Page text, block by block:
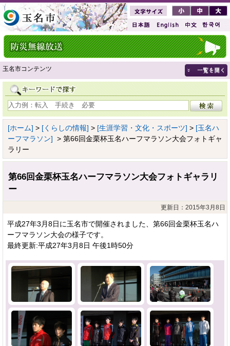
玉名市コンテンツ
[ホーム] > [くらしの情報] > [生涯学習・文化・スポーツ] > [玉名ハ
ーフマラソン] > 第66回金栗杯玉名ハーフマラソン大会フォトギャ
ラリー
第66回金栗杯玉名ハーフマラソン大会フォトギャラリ
ー
更新日：2015年3月8日
平成27年3月8日に玉名市で開催されました、第66回金栗杯玉名ハ
ーフマラソン大会の様子です。
最終更新:平成27年3月8日 午後1時50分